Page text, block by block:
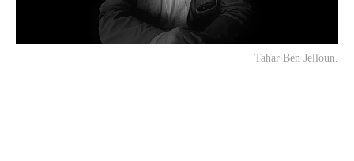
Tahar Ben Jelloun.